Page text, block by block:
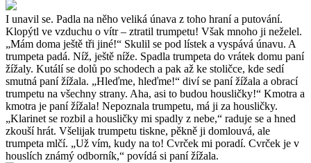
I unavil se. Padla na něho veliká únava z toho hraní a putování.
Klopýtl ve vzduchu o vítr – ztratil trumpetu! Však mnoho ji neželel.
„Mám doma ještě tři jiné!“ Skulil se pod lístek a vyspává únavu. A
trumpeta padá. Níž, ještě níže. Spadla trumpeta do vrátek domu paní
žížaly. Kutálí se dolů po schodech a pak až ke stoličce, kde sedí
smutná paní žížala. „Hleďme, hleďme!“ diví se paní žížala a obrací
trumpetu na všechny strany. Aha, asi to budou housličky!“ Kmotra a
kmotra je paní žížala! Nepoznala trumpetu, má ji za housličky.
„Klarinet se rozbil a housličky mi spadly z nebe,“ raduje se a hned
zkouší hrát. Všelijak trumpetu tiskne, pěkně ji domlouvá, ale
trumpeta mlčí. „Už vím, kudy na to! Cvrček mi poradí. Cvrček je v
houslích známý odborník,“ povídá si paní žížala.